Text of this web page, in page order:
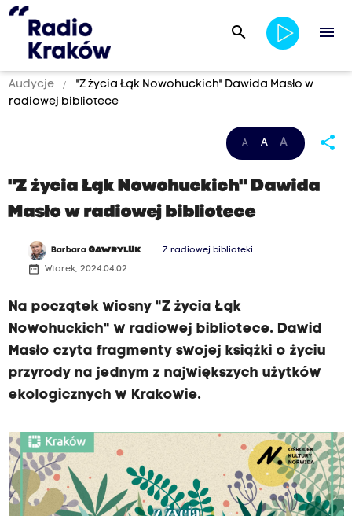
search menu
Audycje
"Z życia Łąk Nowohuckich" Dawida Masło w
radiowej bibliotece
A A A share
"Z życia Łąk Nowohuckich" Dawida
Masło w radiowej bibliotece
BarbaraGAWRYLUK Z radiowej biblioteki
date_range Wtorek, 2024.04.02
Na początek wiosny "Z życia Łąk
Nowohuckich" w radiowej bibliotece. Dawid
Masło czyta fragmenty swojej książki o życiu
przyrody na jednym z największych użytków
ekologicznych w Krakowie.